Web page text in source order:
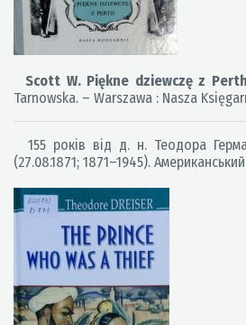
Scott W. Piękne dziewczę z Perth
Tarnowska. – Warszawa : Nasza
155 років від д. н. Теодора
(27.08.1871; 1871–1945).